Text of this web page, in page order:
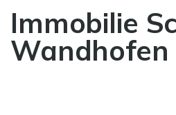
Immobilie
Wandhofen